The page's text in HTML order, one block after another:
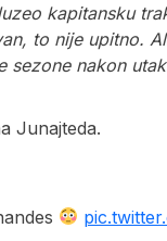
kapitansku
to nije upitno.
nakon
Junajteda.